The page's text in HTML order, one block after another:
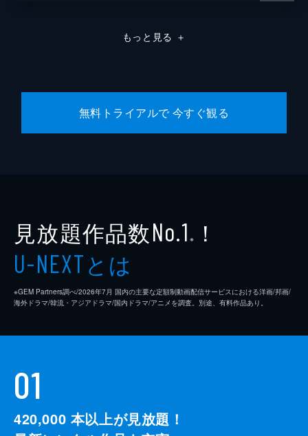
もっと見る ＋
無料トライアルで 今すぐ観る
見放題作品数No.1 ※ ！
U-NEXTとは
※GEM Partners調べ/2026年7⽉ 国内の主要な定額制動画配信サービスにおける洋画/邦画/
海外ドラマ/韓流・アジアドラマ/国内ドラマ/アニメを調査。別途、有料作品あり。
01
420,000 本以上が見放題！